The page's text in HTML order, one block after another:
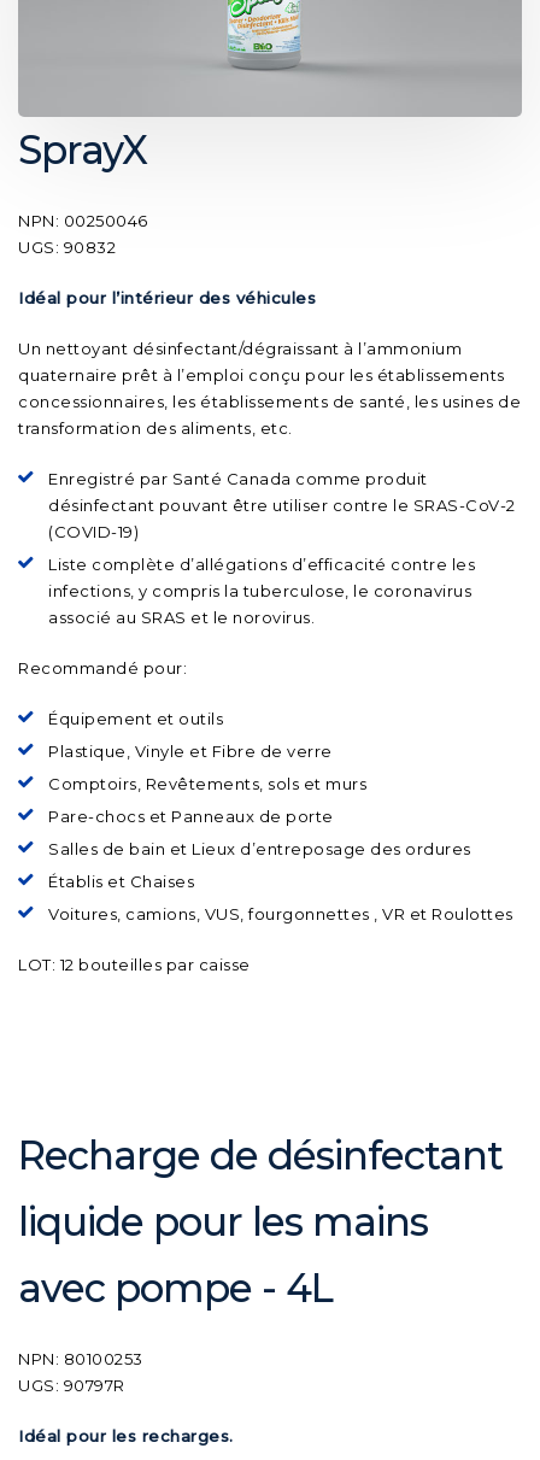
SprayX
NPN: 00250046
UGS: 90832
Idéal pour l’intérieur des véhicules
Un nettoyant désinfectant/dégraissant à l’ammonium
quaternaire prêt à l’emploi conçu pour les établissements
concessionnaires, les établissements de santé, les usines de
transformation des aliments, etc.
Enregistré par Santé Canada comme produit
désinfectant pouvant être utiliser contre le SRAS-CoV-2
(COVID-19)
Liste complète d’allégations d’efficacité contre les
infections, y compris la tuberculose, le coronavirus
associé au SRAS et le norovirus.
Recommandé pour:
Équipement et outils
Plastique, Vinyle et Fibre de verre
Comptoirs, Revêtements, sols et murs
Pare-chocs et Panneaux de porte
Salles de bain et Lieux d’entreposage des ordures
Établis et Chaises
Voitures, camions, VUS, fourgonnettes , VR et Roulottes
LOT: 12 bouteilles par caisse
Recharge de désinfectant
liquide pour les mains
avec pompe - 4L
NPN: 80100253
UGS: 90797R
Idéal pour les recharges.